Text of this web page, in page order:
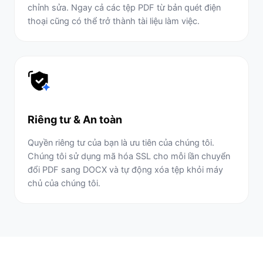
chỉnh sửa. Ngay cả các tệp PDF từ bản quét điện
thoại cũng có thể trở thành tài liệu làm việc.
Riêng tư & An toàn
Quyền riêng tư của bạn là ưu tiên của chúng tôi.
Chúng tôi sử dụng mã hóa SSL cho mỗi lần chuyển
đổi PDF sang DOCX và tự động xóa tệp khỏi máy
chủ của chúng tôi.